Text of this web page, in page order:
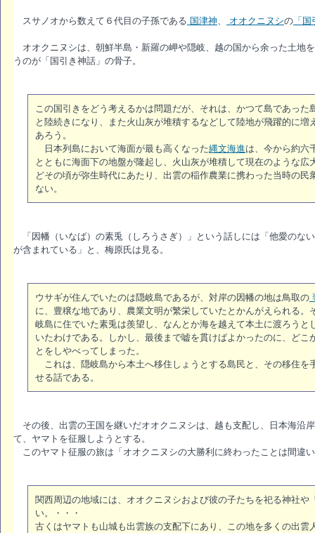
スサノオから数えて６代目の子孫である 国津神、 オオクニヌシの 「
オオクニヌシは、朝鮮半島・新羅の岬や隠岐、越の国から余った土地
うのが「国引き神話」の骨子。
この国引きをどう考えるかは問題だが、それは、かつて島であっ
と陸続きになり、また火山灰が堆積するなどして陸地が飛躍的に
あろう。
日本列島において海面が最も高くなった縄文海進は、今から約六
とともに海面下の地盤が隆起し、火山灰が堆積して現在のような
どその頃が弥生時代にあたり、出雲の稲作農業に携わった当時の
ない。
「因幡（いなば）の素兎（しろうさぎ）」という話しには「他愛のな
が含まれている」と、梅原氏は見る。
ウサギが住んでいたのは隠岐島であるが、対岸の因幡の地は鳥取の
に、豊穣な地であり、農業文明が繁栄していたとかんがえられる
岐島に住でいた素兎は羨望し、なんとか海を越えて本土に渡ろう
いたわけである。しかし、最後まで嘘を貫けばよかったのに、ど
とをしやべってしまった。
これは、隠岐島から本土へ移住しょうとする島民と、その移住を
せる話である。
その後、出雲の王国を継いだオオクニヌシは、越も支配し、日本海沿
て、ヤマトを征服しようとする。
このヤマト征服の旅は「オオクニヌシの大勝利に終わったことは間違
関西周辺の地域には、オオクニヌシおよび彼の子たちを祀る神社
い。・・・
古くはヤマトも山城も出雲族の支配下にあり、この地を多くの出